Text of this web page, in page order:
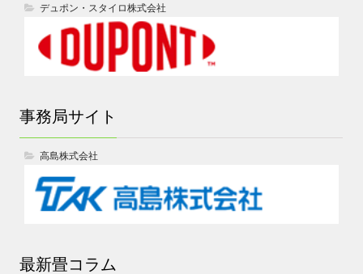
デュポン・スタイロ株式会社
事務局サイト
高島株式会社
最新畳コラム